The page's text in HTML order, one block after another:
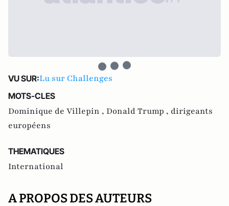
VU SUR:Lu sur Challenges
MOTS-CLES
Dominique de Villepin , Donald Trump , dirigeants
européens
THEMATIQUES
International
A PROPOS DES AUTEURS